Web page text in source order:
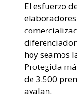
El esfuerzo
hoy seamos
Protegida
de 3.500
avalan.